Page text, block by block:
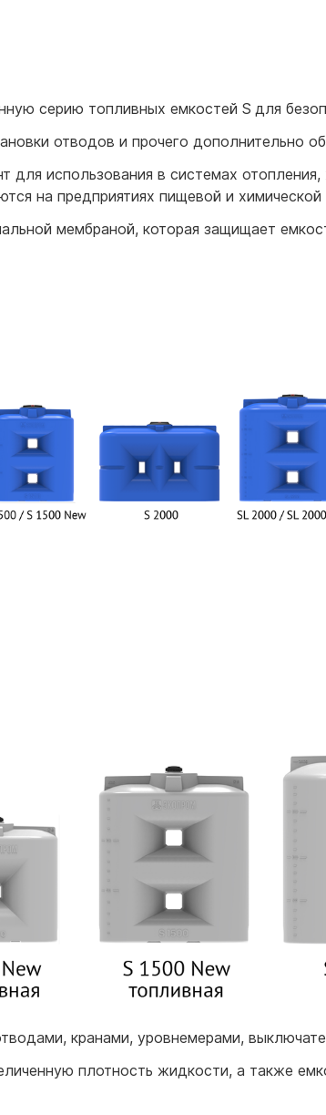
серию топливных емкостей S для
отводов и прочего дополнительно
для использования в системах
на предприятиях пищевой и
мембраной, которая защищает
кранами, уровнемерами,
плотность жидкости, а также